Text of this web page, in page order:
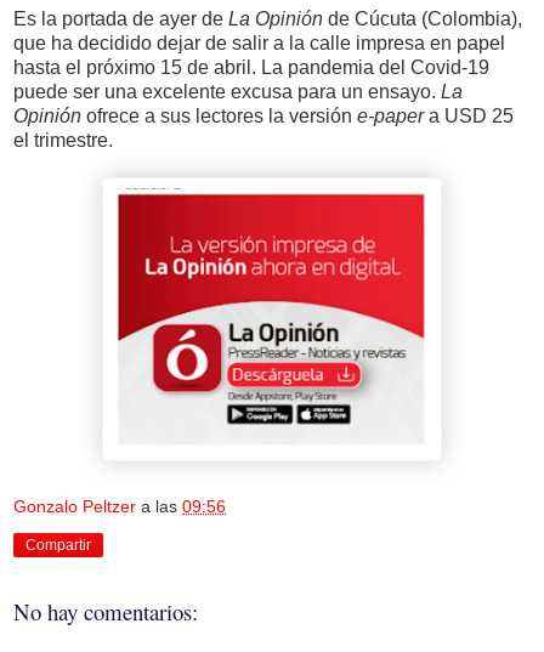
Es la portada de ayer de La Opinión de Cúcuta (Colombia),
que ha decidido dejar de salir a la calle impresa en papel
hasta el próximo 15 de abril. La pandemia del Covid-19
puede ser una excelente excusa para un ensayo. La
Opinión ofrece a sus lectores la versión e-papera USD 25
el trimestre.
Gonzalo Peltzer a las 09:56
Compartir
No hay comentarios: